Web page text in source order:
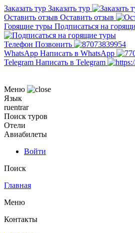
Заказать тур Заказать тур
Оставить отзыв Оставить отзыв
Горящие туры Подписаться на
Телефон Позвонить
WhatsApp Написать в WhatsApp
Telegram Написать в Telegram
Меню
Язык
ruentrar
Поиск туров
Отели
Авиабилеты
Войти
Поиск
Главная
Меню
Контакты